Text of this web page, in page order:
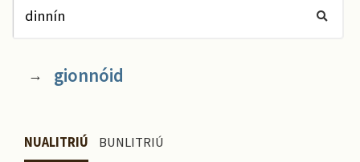
→ gionnóid
NUALITRIÚ BUNLITRIÚ